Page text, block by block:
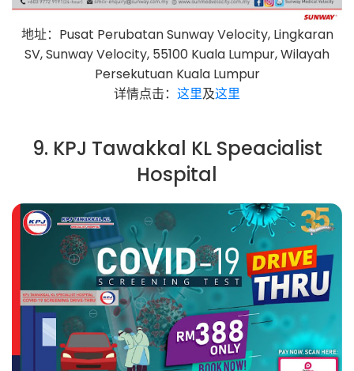
地址：Pusat Perubatan Sunway Velocity, Lingkaran
SV, Sunway Velocity, 55100 Kuala Lumpur, Wilayah
Persekutuan Kuala Lumpur
详情点击： 这里及这里
9. KPJ Tawakkal KL Speacialist
Hospital